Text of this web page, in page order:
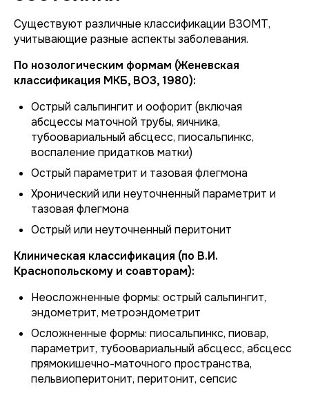
Существуют различные классификации ВЗОМТ,
учитывающие разные аспекты заболевания.
По нозологическим формам (Женевская
классификация МКБ, ВОЗ, 1980):
Острый сальпингит и оофорит (включая
абсцессы маточной трубы, яичника,
тубоовариальный абсцесс, пиосальпинкс,
воспаление придатков матки)
Острый параметрит и тазовая флегмона
Хронический или неуточненный параметрит и
тазовая флегмона
Острый или неуточненный перитонит
Клиническая классификация (по В.И.
Краснопольскому и соавторам):
Неосложненные формы: острый сальпингит,
эндометрит, метроэндометрит
Осложненные формы: пиосальпинкс, пиовар,
параметрит, тубоовариальный абсцесс, абсцесс
прямокишечно-маточного пространства,
пельвиоперитонит, перитонит, сепсис